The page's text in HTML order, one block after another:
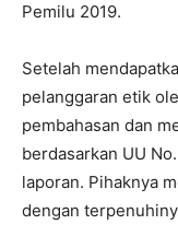
Pemilu 2019.
Setelah
pelanggaran etik
pembahasan dan
berdasarkan UU
laporan. Pihaknya
dengan